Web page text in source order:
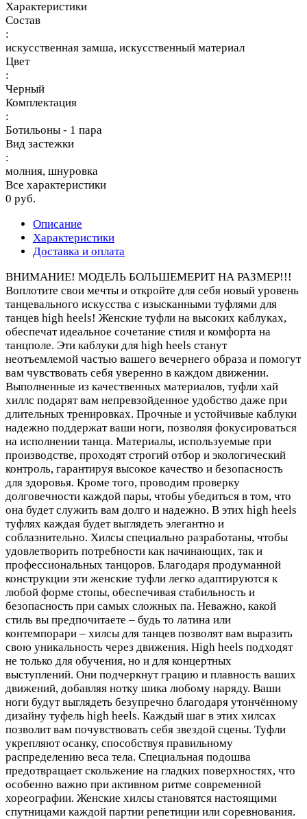
Характеристики
Состав
:
искусственная замша, искусственный материал
Цвет
:
Черный
Комплектация
:
Ботильоны - 1 пара
Вид застежки
:
молния, шнуровка
Все характеристики
0 руб.
Описание
Характеристики
Доставка и оплата
ВНИМАНИЕ! МОДЕЛЬ БОЛЬШЕМЕРИТ НА РАЗМЕР!!!
Воплотите свои мечты и откройте для себя новый уровень
танцевального искусства с изысканными туфлями для
танцев high heels! Женские туфли на высоких каблуках,
обеспечат идеальное сочетание стиля и комфорта на
танцполе. Эти каблуки для high heels станут
неотъемлемой частью вашего вечернего образа и помогут
вам чувствовать себя уверенно в каждом движении.
Выполненные из качественных материалов, туфли хай
хиллс подарят вам непревзойденное удобство даже при
длительных тренировках. Прочные и устойчивые каблуки
надежно поддержат ваши ноги, позволяя фокусироваться
на исполнении танца. Материалы, используемые при
производстве, проходят строгий отбор и экологический
контроль, гарантируя высокое качество и безопасность
для здоровья. Кроме того, проводим проверку
долговечности каждой пары, чтобы убедиться в том, что
она будет служить вам долго и надежно. В этих high heels
туфлях каждая будет выглядеть элегантно и
соблазнительно. Хилсы специально разработаны, чтобы
удовлетворить потребности как начинающих, так и
профессиональных танцоров. Благодаря продуманной
конструкции эти женские туфли легко адаптируются к
любой форме стопы, обеспечивая стабильность и
безопасность при самых сложных па. Неважно, какой
стиль вы предпочитаете – будь то латина или
контемпорари – хилсы для танцев позволят вам выразить
свою уникальность через движения. High heels подходят
не только для обучения, но и для концертных
выступлений. Они подчеркнут грацию и плавность ваших
движений, добавляя нотку шика любому наряду. Ваши
ноги будут выглядеть безупречно благодаря утончённому
дизайну туфель high heels. Каждый шаг в этих хилсах
позволит вам почувствовать себя звездой сцены. Туфли
укрепляют осанку, способствуя правильному
распределению веса тела. Специальная подошва
предотвращает скольжение на гладких поверхностях, что
особенно важно при активном ритме современной
хореографии. Женские хилсы становятся настоящими
спутницами каждой партии репетиции или соревнования.